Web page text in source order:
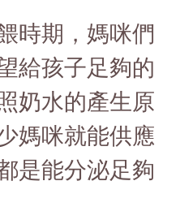
時期，媽咪們
給孩子足夠的
奶水的產生原
媽咪就能供應
是能分泌足夠